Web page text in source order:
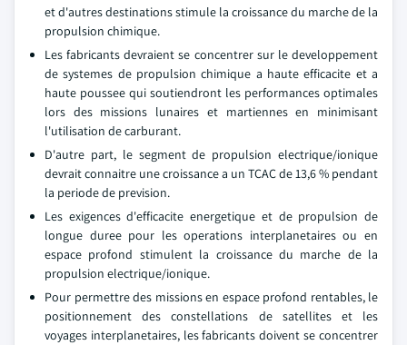
et d'autres destinations stimule la croissance du marche de la
propulsion chimique.
Les fabricants devraient se concentrer sur le developpement
de systemes de propulsion chimique a haute efficacite et a
haute poussee qui soutiendront les performances optimales
lors des missions lunaires et martiennes en minimisant
l'utilisation de carburant.
D'autre part, le segment de propulsion electrique/ionique
devrait connaitre une croissance a un TCAC de 13,6 % pendant
la periode de prevision.
Les exigences d'efficacite energetique et de propulsion de
longue duree pour les operations interplanetaires ou en
espace profond stimulent la croissance du marche de la
propulsion electrique/ionique.
Pour permettre des missions en espace profond rentables, le
positionnement des constellations de satellites et les
voyages interplanetaires, les fabricants doivent se concentrer